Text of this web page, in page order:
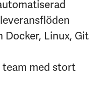
Docker, Linux, Git
team med stort